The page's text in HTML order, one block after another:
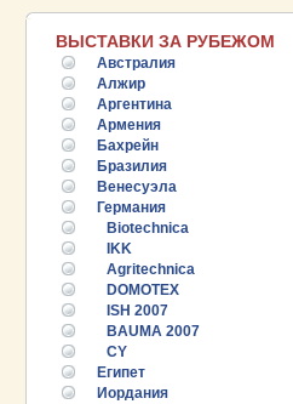
ВЫСТАВКИ ЗА РУБЕЖОМ
Австралия
Алжир
Аргентина
Армения
Бахрейн
Бразилия
Венесуэла
Германия
Biotechnica
IKK
Agritechnica
DOMOTEX
ISH 2007
BAUMA 2007
CY
Египет
Иордания